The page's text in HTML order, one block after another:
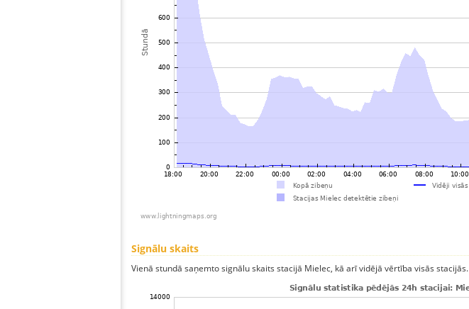
Signālu skaits
Vienā stundā saņemto signālu skaits stacijā Mielec, kā arī vidējā vērtība visās stacijās.